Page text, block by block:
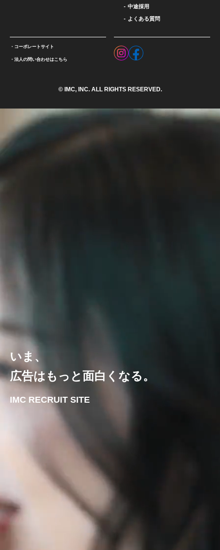
中途採用
よくある質問
コーポレートサイト
法人の問い合わせはこちら
© IMC, INC. ALL RIGHTS RESERVED.
いま、
広告はもっと面白くなる。
IMC RECRUIT SITE